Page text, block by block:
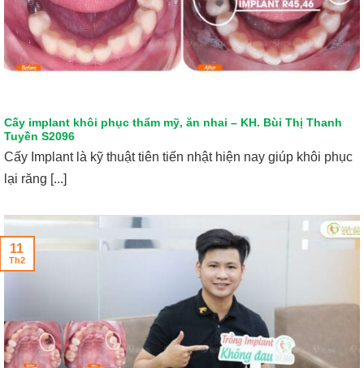
Cấy implant khôi phục thẩm mỹ, ăn nhai – KH. Bùi Thị Thanh
Tuyền S2096
Cấy Implant là kỹ thuật tiên tiến nhật hiện nay giúp khôi phục
lại răng [...]
11
Th2